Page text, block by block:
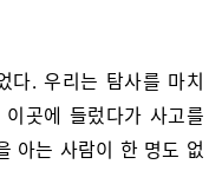
다. 우리는 탐사를 마치
곳에 들렀다가 사고를
아는 사람이 한 명도 없